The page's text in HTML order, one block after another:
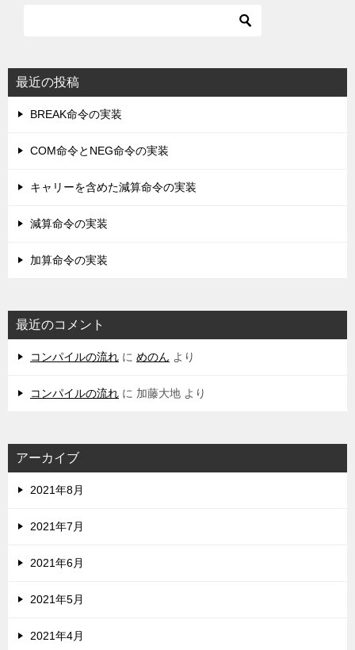
最近の投稿
BREAK命令の実装
COM命令とNEG命令の実装
キャリーを含めた減算命令の実装
減算命令の実装
加算命令の実装
最近のコメント
コンパイルの流れ に めのん より
コンパイルの流れ に 加藤大地 より
アーカイブ
2021年8月
2021年7月
2021年6月
2021年5月
2021年4月